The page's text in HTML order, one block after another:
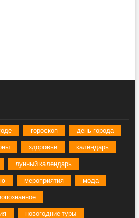
гороскоп день города
здоровье календарь
лунный календарь
мероприятия мода
новогодние туры